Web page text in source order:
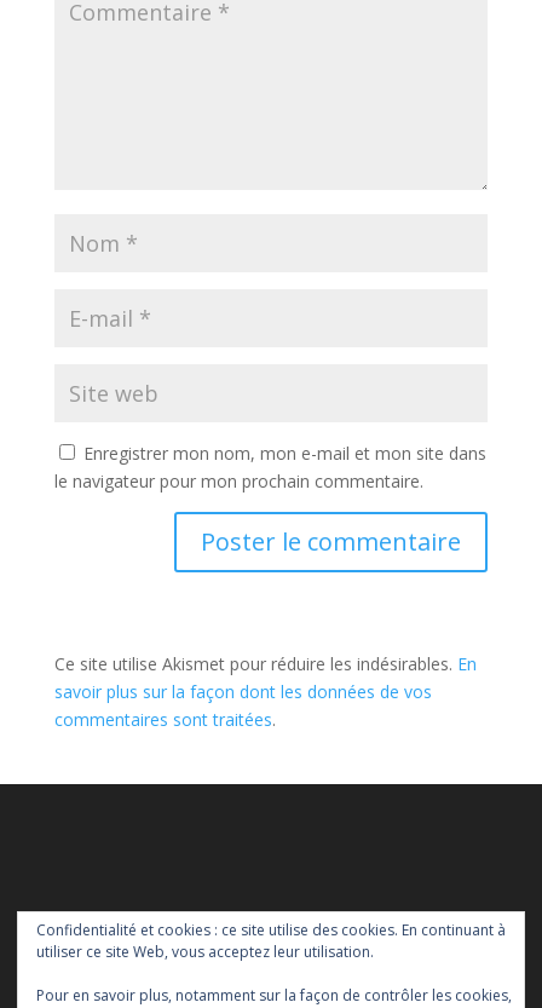
Enregistrer mon nom, mon e-mail et mon site dans
le navigateur pour mon prochain commentaire.
Ce site utilise Akismet pour réduire les indésirables. En
savoir plus sur la façon dont les données de vos
commentaires sont traitées.
Confidentialité et cookies : ce site utilise des cookies. En continuant à
utiliser ce site Web, vous acceptez leur utilisation.
Pour en savoir plus, notamment sur la façon de contrôler les cookies,